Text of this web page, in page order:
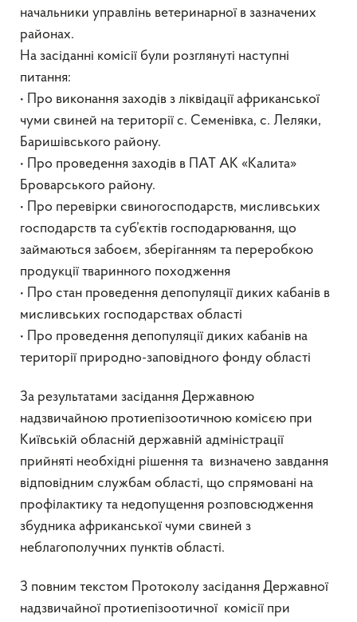
начальники управлінь ветеринарної в зазначених
районах.
На засіданні комісії були розглянуті наступні
питання:
• Про виконання заходів з ліквідації африканської
чуми свиней на території с. Семенівка, с. Леляки,
Баришівського району.
• Про проведення заходів в ПАТ АК «Калита»
Броварського району.
• Про перевірки свиногосподарств, мисливських
господарств та суб’єктів господарювання, що
займаються забоєм, зберіганням та переробкою
продукції тваринного походження
• Про стан проведення депопуляції диких кабанів в
мисливських господарствах області
• Про проведення депопуляції диких кабанів на
території природно-заповідного фонду області
За результатами засідання Державною
надзвичайною протиепізоотичною комісєю при
Київській обласній державній адміністрації
прийняті необхідні рішення та визначено завдання
відповідним службам області, що спрямовані на
профілактику та недопущення розповсюдження
збудника африканської чуми свиней з
неблагополучних пунктів області.
З повним текстом Протоколу засідання Державної
надзвичайної протиепізоотичної комісії при